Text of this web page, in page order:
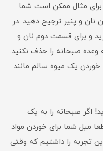
برای مثال ممکن است شما
نان و پنیر ترجیح دهید. در
و برای قسمت دوم نان و
وعده صبحانه را حذف نکنید.
یک میوه سالم مانند
صبحانه را به یک
میل شما برای خوردن مواد
تجربه را داشتیم که وقتی